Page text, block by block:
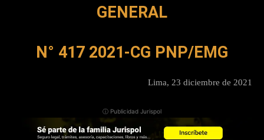
GENERAL
N° 417 2021-CG PNP/EMG
Lima, 23 diciembre de 2021
ⓘ Publicidad Jurispol